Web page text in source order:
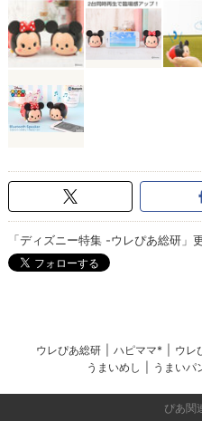
「ディズニー特集 -ウレぴあ総研」
ウレぴあ総研 ハピママ* ウレ
うまいめし
うまいパ
ぴあ関